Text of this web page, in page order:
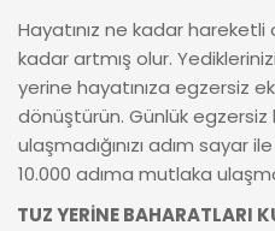
Hayatınız ne kadar hareketli
kadar artmış olur.
yerine hayatınıza egzersiz
dönüştürün. Günlük egzersiz
ulaşmadığınızı adım sayar
10.000 adıma mutlaka
TUZ YERİNE BAHARATLARI